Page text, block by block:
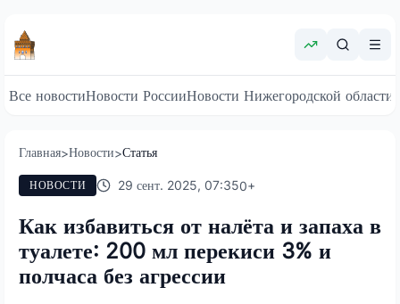
Все новостиНовости РоссииНовости Нижегородской области
Главная>Новости>Статья
НОВОСТИ 29 сент. 2025, 07:350+
Как избавиться от налёта и запаха в
туалете: 200 мл перекиси 3% и
полчаса без агрессии